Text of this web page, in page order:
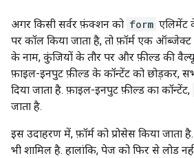
अगर किसी सर्वर फ़ंक्शन को form एलिमेंट
पर कॉल किया जाता है, तो फ़ॉर्म एक
के नाम, कुंजियों के तौर पर और फ़ील्ड की
फ़ाइल-इनपुट फ़ील्ड के कॉन्टेंट को छोड़कर,
दिया जाता है. फ़ाइल-इनपुट फ़ील्ड का कॉन्टेंट,
जाता है.
इस उदाहरण में, फ़ॉर्म को प्रोसेस किया
भी शामिल है. हालांकि, पेज को फिर से लोड